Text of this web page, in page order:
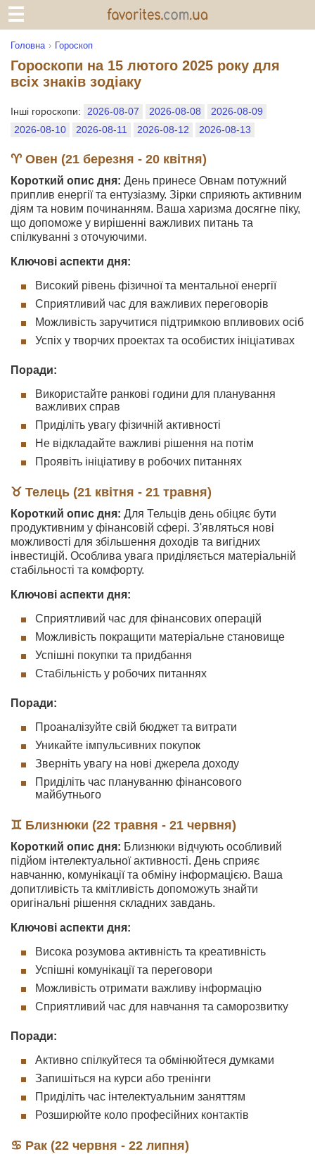
Головна Гороскоп
Гороскопи на 15 лютого 2025 року для
всіх знаків зодіаку
Інші гороскопи: 2026-08-07 2026-08-08
2026-08-09
2026-08-10
2026-08-11 2026-08-12 2026-08-13
♈ Овен (21 березня - 20 квітня)
Короткий опис дня: День принесе Овнам потужний
приплив енергії та ентузіазму. Зірки сприяють активним
діям та новим починанням. Ваша харизма досягне піку,
що допоможе у вирішенні важливих питань та
спілкуванні з оточуючими.
Ключові аспекти дня:
Високий рівень фізичної та ментальної енергії
Сприятливий час для важливих переговорів
Можливість заручитися підтримкою впливових осіб
Успіх у творчих проектах та особистих ініціативах
Поради:
Використайте ранкові години для планування
важливих справ
Приділіть увагу фізичній активності
Не відкладайте важливі рішення на потім
Проявіть ініціативу в робочих питаннях
♉ Телець (21 квітня - 21 травня)
Короткий опис дня: Для Тельців день обіцяє бути
продуктивним у фінансовій сфері. З'являться нові
можливості для збільшення доходів та вигідних
інвестицій. Особлива увага приділяється матеріальній
стабільності та комфорту.
Ключові аспекти дня:
Сприятливий час для фінансових операцій
Можливість покращити матеріальне становище
Успішні покупки та придбання
Стабільність у робочих питаннях
Поради:
Проаналізуйте свій бюджет та витрати
Уникайте імпульсивних покупок
Зверніть увагу на нові джерела доходу
Приділіть час плануванню фінансового
майбутнього
♊ Близнюки (22 травня - 21 червня)
Короткий опис дня: Близнюки відчують особливий
підйом інтелектуальної активності. День сприяє
навчанню, комунікації та обміну інформацією. Ваша
допитливість та кмітливість допоможуть знайти
оригінальні рішення складних завдань.
Ключові аспекти дня:
Висока розумова активність та креативність
Успішні комунікації та переговори
Можливість отримати важливу інформацію
Сприятливий час для навчання та саморозвитку
Поради:
Активно спілкуйтеся та обмінюйтеся думками
Запишіться на курси або тренінги
Приділіть час інтелектуальним заняттям
Розширюйте коло професійних контактів
♋ Рак (22 червня - 22 липня)